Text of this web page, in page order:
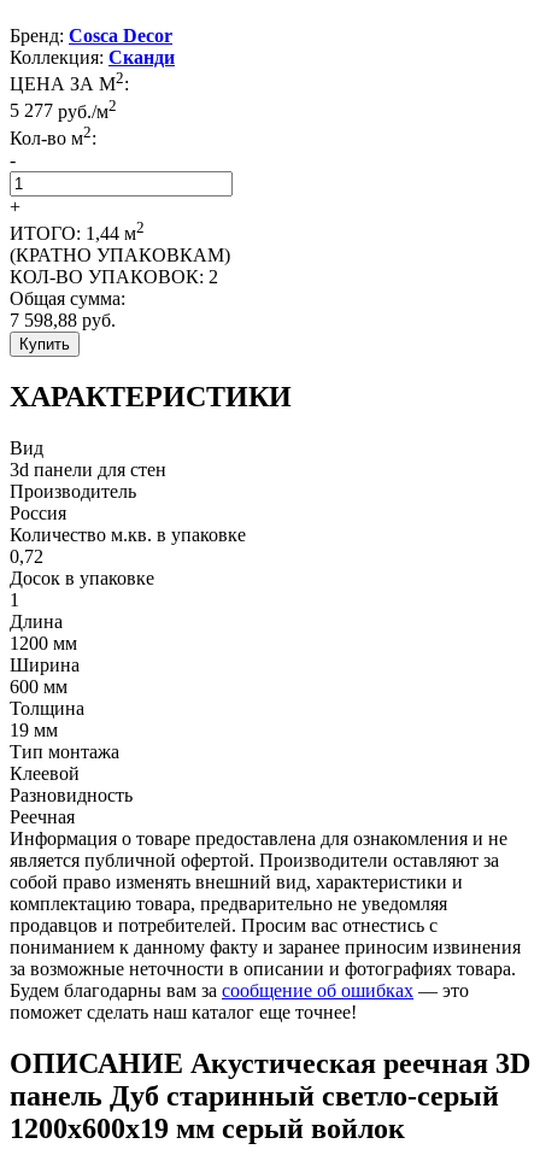
Бренд: Cosca Decor
Коллекция: Сканди
ЦЕНА ЗА М2:
5 277 руб./м2
Кол-во м2:
-
+
ИТОГО: 1,44 м2
(КРАТНО УПАКОВКАМ)
КОЛ-ВО УПАКОВОК: 2
Общая сумма:
7 598,88 руб.
Купить
ХАРАКТЕРИСТИКИ
Вид
3d панели для стен
Производитель
Россия
Количество м.кв. в упаковке
0,72
Досок в упаковке
1
Длина
1200 мм
Ширина
600 мм
Толщина
19 мм
Тип монтажа
Клеевой
Разновидность
Реечная
Информация о товаре предоставлена для ознакомления и не
является публичной офертой. Производители оставляют за
собой право изменять внешний вид, характеристики и
комплектацию товара, предварительно не уведомляя
продавцов и потребителей. Просим вас отнестись с
пониманием к данному факту и заранее приносим извинения
за возможные неточности в описании и фотографиях товара.
Будем благодарны вам за сообщение об ошибках — это
поможет сделать наш каталог еще точнее!
ОПИСАНИЕ Акустическая реечная 3D
панель Дуб старинный светло-серый
1200x600x19 мм серый войлок